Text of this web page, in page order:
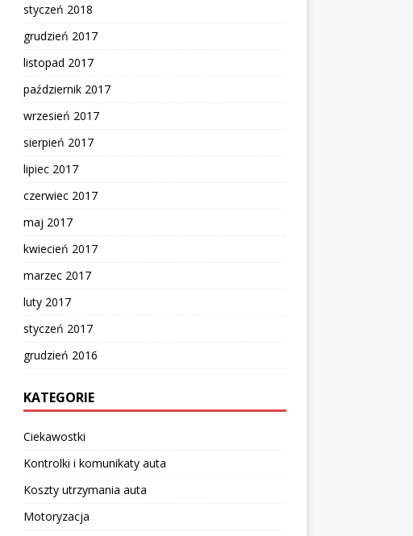
styczeń 2018
grudzień 2017
listopad 2017
październik 2017
wrzesień 2017
sierpień 2017
lipiec 2017
czerwiec 2017
maj 2017
kwiecień 2017
marzec 2017
luty 2017
styczeń 2017
grudzień 2016
KATEGORIE
Ciekawostki
Kontrolki i komunikaty auta
Koszty utrzymania auta
Motoryzacja